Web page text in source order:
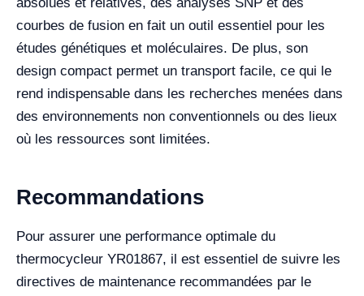
courbes de fusion en fait un outil essentiel pour les
études génétiques et moléculaires. De plus, son
design compact permet un transport facile, ce qui le
rend indispensable dans les recherches menées dans
des environnements non conventionnels ou des lieux
où les ressources sont limitées.
Recommandations
Pour assurer une performance optimale du
thermocycleur YR01867, il est essentiel de suivre les
directives de maintenance recommandées par le